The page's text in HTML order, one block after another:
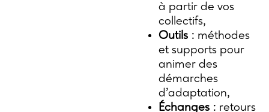
à partir de vos
collectifs,
Outils : méthodes
et supports pour
animer des
démarches
d’adaptation,
Échanges : retours